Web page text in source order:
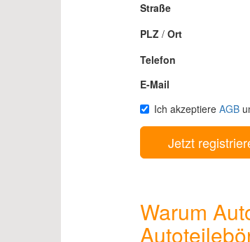
Straße
PLZ / Ort
Telefon
E-Mail
Ich akzeptiere AGB
Warum